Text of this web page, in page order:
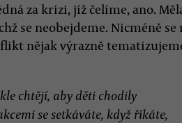
za krizi, jíž čelíme, ano.
se neobejdeme. Nicméně
nějak výrazně
chtějí, aby děti chodily
se setkáváte, když říkáte,